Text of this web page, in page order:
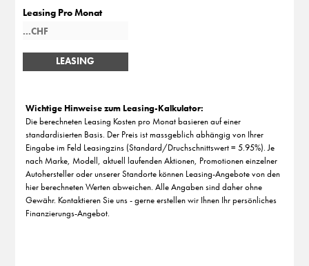
Leasing Pro Monat
LEASING
BERECHNEN
Wichtige Hinweise zum Leasing-Kalkulator:
Die berechneten Leasing Kosten pro Monat basieren auf einer
standardisierten Basis. Der Preis ist massgeblich abhängig von Ihrer
Eingabe im Feld Leasingzins (Standard/Druchschnittswert = 5.95%). Je
nach Marke, Modell, aktuell laufenden Aktionen, Promotionen einzelner
Autohersteller oder unserer Standorte können Leasing-Angebote von den
hier berechneten Werten abweichen. Alle Angaben sind daher ohne
Gewähr. Kontaktieren Sie uns - gerne erstellen wir Ihnen Ihr persönliches
Finanzierungs-Angebot.